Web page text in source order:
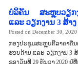
ບໍລິຄັນ ສະຫຼຸບວຽກງ
ແລະ ວຽກງານ 3 ສ້າງ
Posted on December 30, 2020
ກອງປະຊຸມສະຫຼຸບຕີລາຄາຄື
ຮອບດ້ານ ແລະ ວຽກງານ 3
ຂອງວັນທີ 29 ທັນວາ 2020